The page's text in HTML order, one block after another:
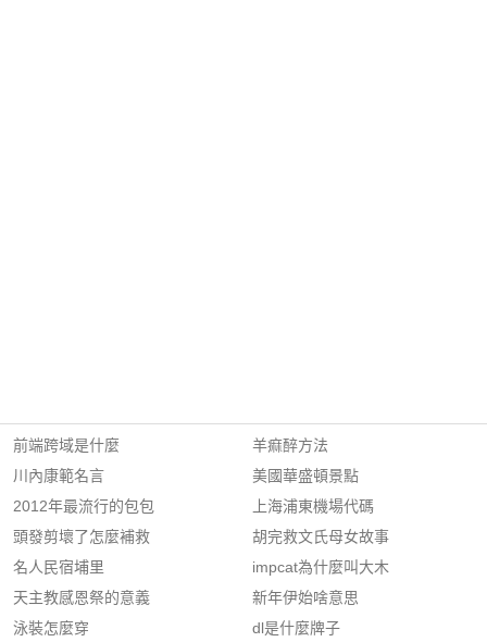
前端跨域是什麼
川內康範名言
2012年最流行的包包
頭發剪壞了怎麼補救
名人民宿埔里
天主教感恩祭的意義
泳裝怎麼穿
羊痲醉方法
美國華盛頓景點
上海浦東機場代碼
胡完救文氏母女故事
impcat為什麼叫大木
新年伊始啥意思
dl是什麼牌子